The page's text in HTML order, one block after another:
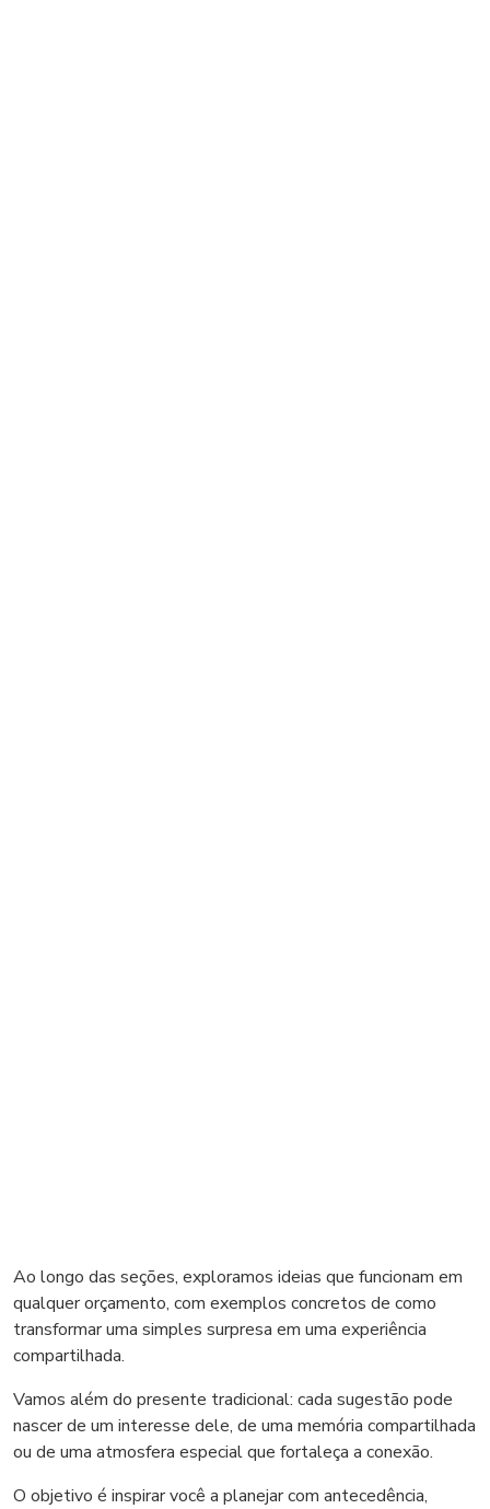
Ao longo das seções, exploramos ideias que funcionam em
qualquer orçamento, com exemplos concretos de como
transformar uma simples surpresa em uma experiência
compartilhada.
Vamos além do presente tradicional: cada sugestão pode
nascer de um interesse dele, de uma memória compartilhada
ou de uma atmosfera especial que fortaleça a conexão.
O objetivo é inspirar você a planejar com antecedência,